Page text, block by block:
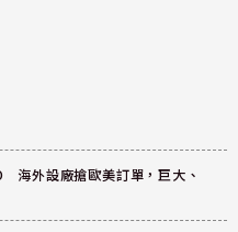
海外設廠搶歐美訂單，巨大、